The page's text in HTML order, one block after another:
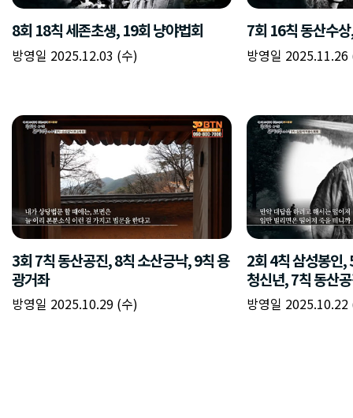
8회 18칙 세존초생, 19회 냥야법회
방영일 2025.12.03 (수)
7회 16칙 동산수
방영일 2025.11.26
3회 7칙 동산공진, 8칙 소산긍낙, 9칙 용
광거좌
방영일 2025.10.29 (수)
2회 4칙 삼성봉인,
청신년, 7칙 동산
방영일 2025.10.22